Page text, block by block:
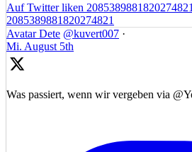
Auf Twitter liken 2085389881820274821
2085389881820274821
Avatar Dete @kuvert007 ·
Mi. August 5th
Was passiert, wenn wir vergeben via